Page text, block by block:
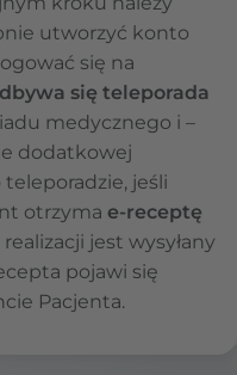
utworzyć konto
się na
się teleporada
medycznego i –
dodatkowej
jeśli
otrzyma e-receptę
jest wysyłany
pojawi się
Pacjenta.